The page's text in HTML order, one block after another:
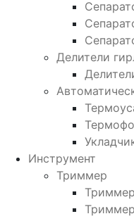
Делители
Инструмент
Триммер